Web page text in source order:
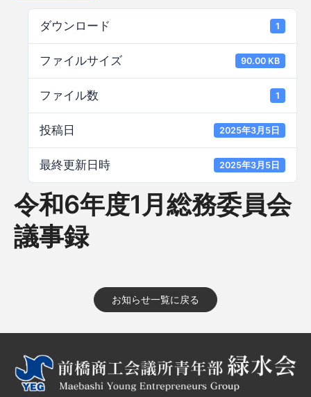
ダウンロード 1
ファイルサイズ 90.00 KB
ファイル数 1
投稿日 2025年3月5日
最終更新日時 2025年3月5日
令和6年度1月総務委員会
議事録
お知らせ一覧に戻る